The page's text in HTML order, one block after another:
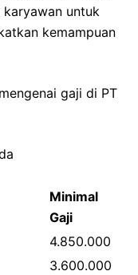
untuk
kemampuan
gaji di PT
Minimal
Gaji
4.850.000
3.600.000